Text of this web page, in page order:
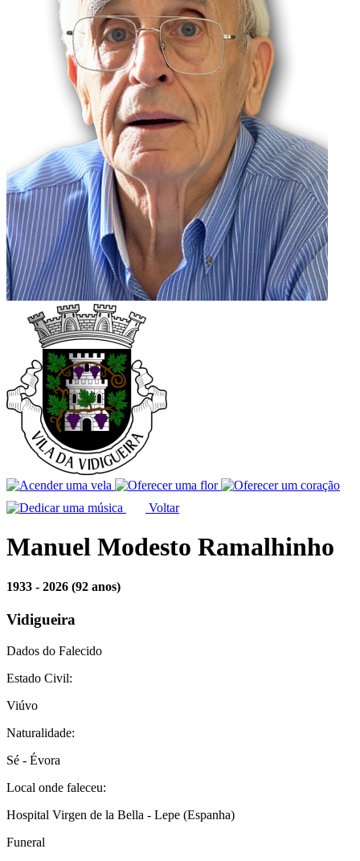
Voltar
Manuel Modesto Ramalhinho
1933 - 2026 (92 anos)
Vidigueira
Dados do Falecido
Estado Civil:
Viúvo
Naturalidade:
Sé - Évora
Local onde faleceu:
Hospital Virgen de la Bella - Lepe (Espanha)
Funeral